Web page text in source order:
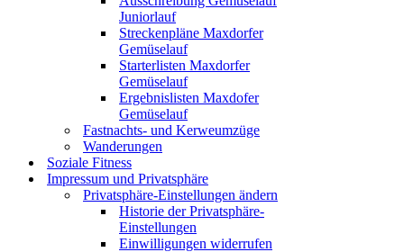
Juniorlauf
Streckenpläne Maxdorfer
Gemüselauf
Starterlisten Maxdorfer
Gemüselauf
Ergebnislisten Maxdofer
Gemüselauf
Fastnachts- und Kerweumzüge
Wanderungen
Soziale Fitness
Impressum und Privatsphäre
Privatsphäre-Einstellungen ändern
Historie der Privatsphäre-
Einstellungen
Einwilligungen widerrufen